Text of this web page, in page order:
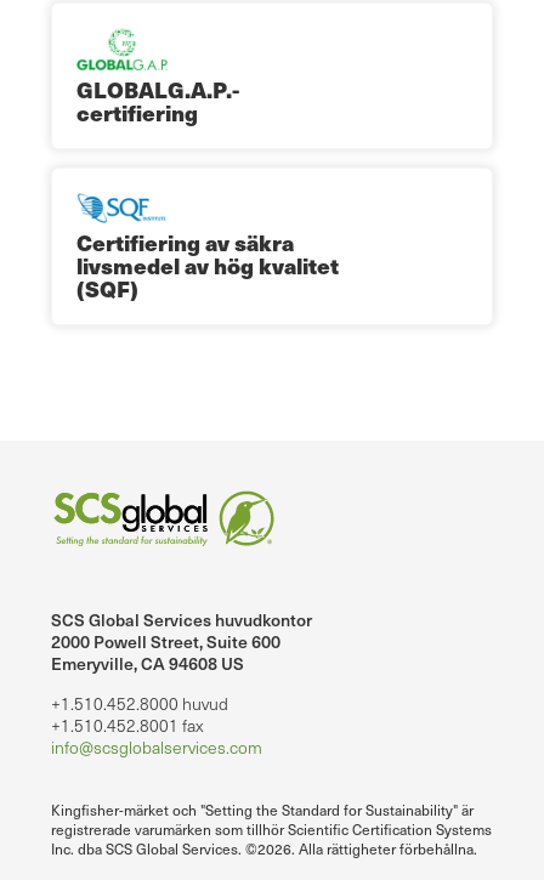
GLOBALG.A.P.-
certifiering
Certifiering av säkra
livsmedel av hög kvalitet
(SQF)
SCS Global Services huvudkontor
2000 Powell Street, Suite 600
Emeryville, CA 94608 US
+1.510.452.8000 huvud
+1.510.452.8001 fax
info@scsglobalservices.com
Kingfisher-märket och "Setting the Standard for Sustainability" är
registrerade varumärken som tillhör Scientific Certification Systems
Inc. dba SCS Global Services. ©2026. Alla rättigheter förbehållna.